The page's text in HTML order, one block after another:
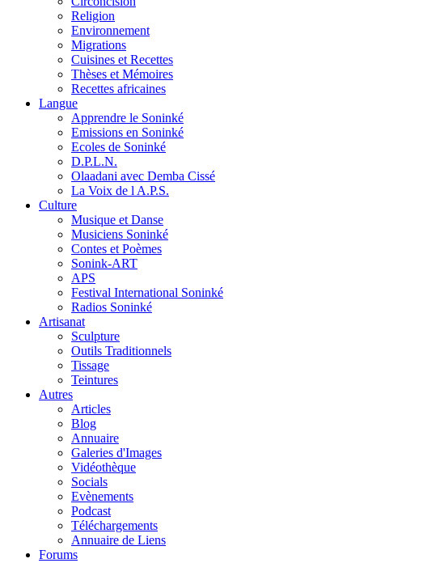
Religion
Environnement
Migrations
Cuisines et Recettes
Thèses et Mémoires
Recettes africaines
Langue
Apprendre le Soninké
Emissions en Soninké
Ecoles de Soninké
D.P.L.N.
Olaadani avec Demba Cissé
La Voix de l A.P.S.
Culture
Musique et Danse
Musiciens Soninké
Contes et Poèmes
Sonink-ART
APS
Festival International Soninké
Radios Soninké
Artisanat
Sculpture
Outils Traditionnels
Tissage
Teintures
Autres
Articles
Blog
Annuaire
Galeries d'Images
Vidéothèque
Socials
Evènements
Podcast
Téléchargements
Annuaire de Liens
Forums